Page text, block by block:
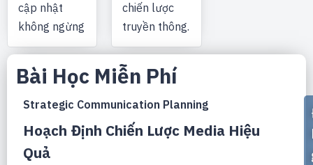
cập nhật
không ngừng
chiến lược
truyền thông.
Bài Học Miễn Phí
Strategic Communication Planning
Hoạch Định Chiến Lược Media Hiệu
Quả